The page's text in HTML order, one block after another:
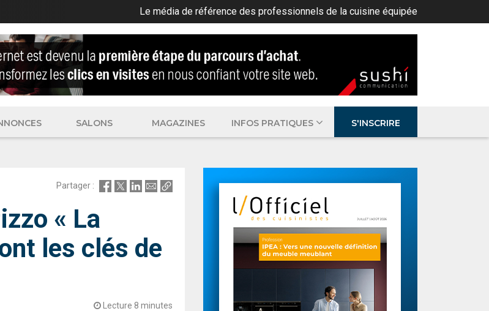
à rebours pour l’édition 2026
Le média de référence des professionnels de la cuisine équipée
SALONS MAGAZINES INFOS PRATIQUES S'INSCRIRE
Partager :
« La
les clés de
Lecture 8 minutes